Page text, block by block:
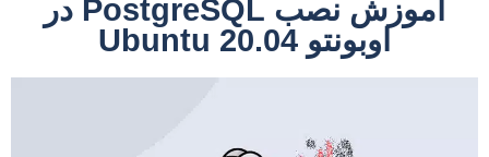
آموزش نصب PostgreSQL در
اوبونتو 20.04 Ubuntu